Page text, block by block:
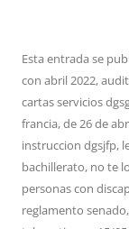
Esta entrada se
con abril 2022,
cartas servicios
francia,de 26 de
instruccion dgsjfp,
bachillerato, no te
personas con
reglamento senado,